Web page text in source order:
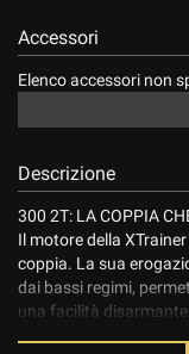
Accessori
Elenco accessori non
Descrizione
300 2T: LA COPPIA
Il motore della
coppia. La sua
dai bassi regimi,
una facilità